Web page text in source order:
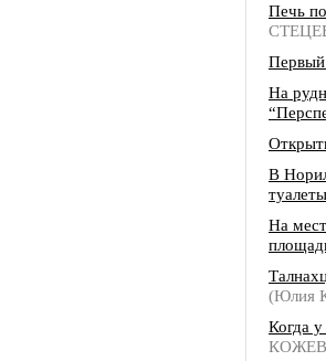
Печь
На
В
туалеты
На
(Юлия
Когда